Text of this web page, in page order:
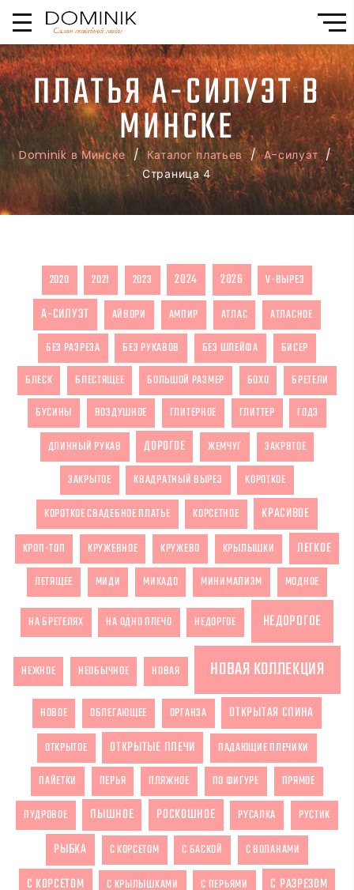
ПЛАТЬЯ А-СИЛУЭТ В
МИНСКЕ
Dominik в Минске/ Каталог платьев/A-силуэт/
Страница 4
2020 2021 2023 2024 2026 V-ВЫРЕЗ
А-СИЛУЭТ АЙВОРИ АМПИР АТЛАС АТЛАСНОЕ
БЕЗ РАЗРЕЗА БЕЗ РУКАВОВ БЕЗ ШЛЕЙФА БИСЕР
БЛЕСК БЛЕСТЯЩЕЕ БОЛЬШОЙ РАЗМЕР БОХО БРЕТЕЛИ
БУСИНЫ ВОЗДУШНОЕ ГЛИТЕРНОЕ ГЛИТТЕР ГОДЭ
ДЛИННЫЙ РУКАВ ДОРОГОЕ ЖЕМЧУГ ЗАКРВТОЕ
ЗАКРЫТОЕ КВАДРАТНЫЙ ВЫРЕЗ КОРОТКОЕ
КОРОТКОЕ СВАДЕБНОЕ ПЛАТЬЕ КОРСЕТНОЕ КРАСИВОЕ
КРОП-ТОП КРУЖЕВНОЕ КРУЖЕВО КРЫЛЫШКИ ЛЕГКОЕ
ЛЕТЯЩЕЕ МИДИ МИКАДО МИНИМАЛИЗМ МОДНОЕ
НА БРЕТЕЛЯХ НА ОДНО ПЛЕЧО НЕДОРГОЕ НЕДОРОГОЕ
НЕЖНОЕ НЕОБЫЧНОЕ НОВАЯ НОВАЯ КОЛЛЕКЦИЯ
НОВОЕ ОБЛЕГАЮЩЕЕ ОРГАНЗА ОТКРЫТАЯ СПИНА
ОТКРЫТОЕ ОТКРЫТЫЕ ПЛЕЧИ ПАДАЮЩИЕ ПЛЕЧИКИ
ПАЙЕТКИ ПЕРЬЯ ПЛЯЖНОЕ ПО ФИГУРЕ ПРЯМОЕ
ПУДРОВОЕ ПЫШНОЕ РОСКОШНОЕ РУСАЛКА РУСТИК
РЫБКА С КОРСЕТОМ С БАСКОЙ С ВОЛАНАМИ
С КОРСЕТОМ С КРЫЛЫШКАМИ С ПЕРЬЯМИ С РАЗРЕЗОМ